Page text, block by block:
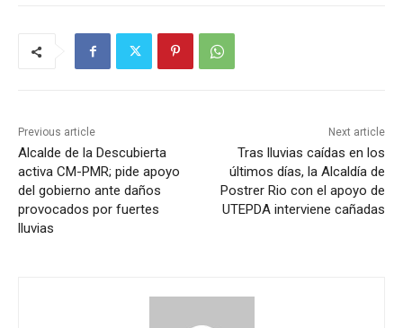
Previous article
Alcalde de la Descubierta
activa CM-PMR; pide apoyo
del gobierno ante daños
provocados por fuertes
lluvias
Next article
Tras lluvias caídas en los
últimos días, la Alcaldía de
Postrer Rio con el apoyo de
UTEPDA interviene cañadas